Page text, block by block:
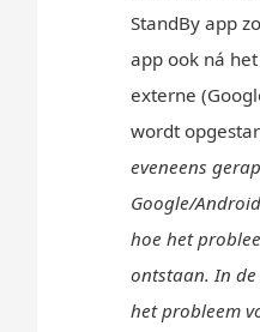
StandBy app
app ook ná
externe
wordt
eveneens
Google/
hoe het
ontstaan. In
het probleem